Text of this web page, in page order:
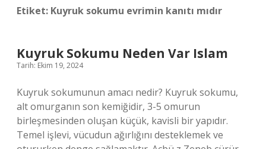
Etiket: Kuyruk sokumu evrimin kanıtı mıdır
Kuyruk Sokumu Neden Var Islam
Tarih: Ekim 19, 2024
Kuyruk sokumunun amacı nedir? Kuyruk sokumu,
alt omurganın son kemiğidir, 3-5 omurun
birleşmesinden oluşan küçük, kavisli bir yapıdır.
Temel işlevi, vücudun ağırlığını desteklemek ve